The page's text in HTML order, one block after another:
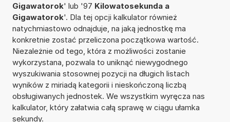
Gigawatorok' lub '97 Kilowatosekunda a
Gigawatorok'. Dla tej opcji kalkulator również
natychmiastowo odnajduje, na jaką jednostkę ma
konkretnie zostać przeliczona początkowa wartość.
Niezależnie od tego, która z możliwości zostanie
wykorzystana, pozwala to uniknąć niewygodnego
wyszukiwania stosownej pozycji na długich listach
wyników z miriadą kategorii i nieskończoną liczbą
obsługiwanych jednostek. We wszystkim wyręcza nas
kalkulator, który załatwia całą sprawę w ciągu ułamka
sekundy.